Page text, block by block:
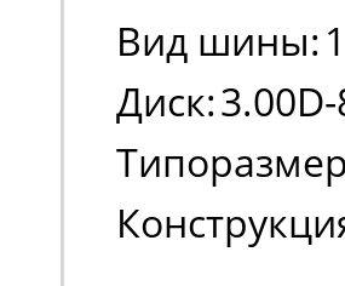
Вид шины: 1
Диск: